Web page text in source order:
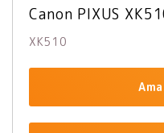
Canon PIXUS
XK510